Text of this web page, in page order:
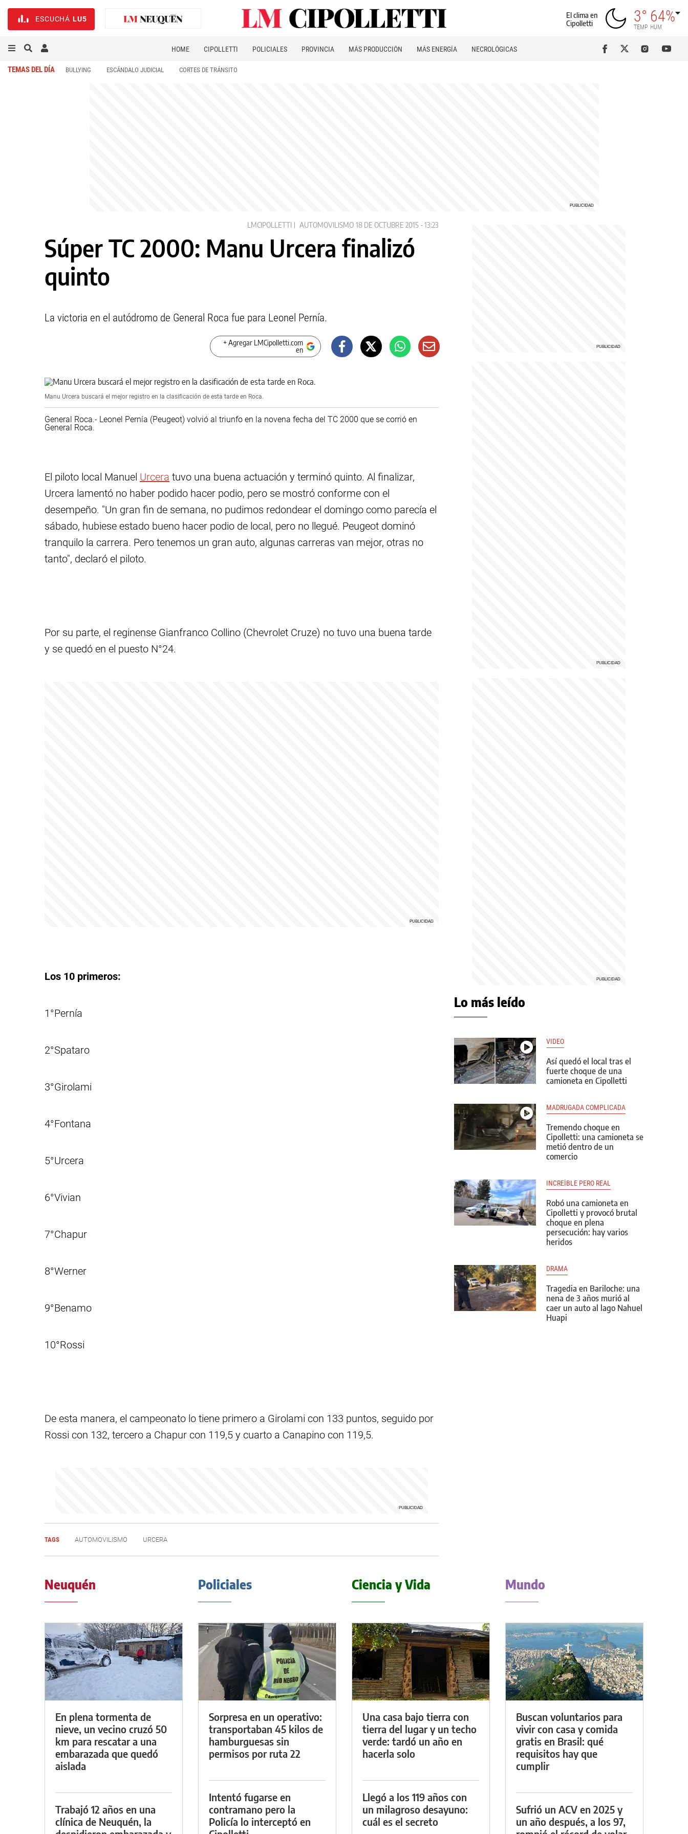
ESCUCHÁ LU5
El clima en
Cipolletti
3°
TEMP
64%
HUM
HOME CIPOLLETTI POLICIALES PROVINCIA MÁS PRODUCCIÓN MÁS ENERGÍA NECROLÓGICAS
TEMAS DEL DÍA BULLYING ESCÁNDALO JUDICIAL CORTES DE TRÁNSITO
LMCIPOLLETTI AUTOMOVILISMO 18 DE OCTUBRE 2015 - 13:23
Súper TC 2000: Manu Urcera finalizó
quinto
La victoria en el autódromo de General Roca fue para Leonel Pernía.
+ Agregar LMCipolletti.com
en
Manu Urcera buscará el mejor registro en la clasificación de esta tarde en Roca.
General Roca.- Leonel Pernía (Peugeot) volvió al triunfo en la novena fecha del TC 2000 que se corrió en
General Roca.
El piloto local Manuel Urcera tuvo una buena actuación y terminó quinto. Al finalizar,
Urcera lamentó no haber podido hacer podio, pero se mostró conforme con el
desempeño. "Un gran fin de semana, no pudimos redondear el domingo como parecía el
sábado, hubiese estado bueno hacer podio de local, pero no llegué. Peugeot dominó
tranquilo la carrera. Pero tenemos un gran auto, algunas carreras van mejor, otras no
tanto", declaró el piloto.
Por su parte, el reginense Gianfranco Collino (Chevrolet Cruze) no tuvo una buena tarde
y se quedó en el puesto N°24.
Los 10 primeros:
1°Pernía
2°Spataro
3°Girolami
4°Fontana
5°Urcera
6°Vivian
7°Chapur
8°Werner
9°Benamo
10°Rossi
De esta manera, el campeonato lo tiene primero a Girolami con 133 puntos, seguido por
Rossi con 132, tercero a Chapur con 119,5 y cuarto a Canapino con 119,5.
TAGS AUTOMOVILISMO URCERA
Lo más leído
VIDEO
Así quedó el local tras el
fuerte choque de una
camioneta en Cipolletti
MADRUGADA COMPLICADA
Tremendo choque en
Cipolletti: una camioneta se
metió dentro de un
comercio
INCREÍBLE PERO REAL
Robó una camioneta en
Cipolletti y provocó brutal
choque en plena
persecución: hay varios
heridos
DRAMA
Tragedia en Bariloche: una
nena de 3 años murió al
caer un auto al lago Nahuel
Huapi
Neuquén
En plena tormenta de
nieve, un vecino cruzó 50
km para rescatar a una
embarazada que quedó
aislada
Trabajó 12 años en una
clínica de Neuquén, la
Policiales
Sorpresa en un operativo:
transportaban 45 kilos de
hamburguesas sin
permisos por ruta 22
Intentó fugarse en
contramano pero la
Policía lo interceptó en
Ciencia y Vida
Una casa bajo tierra con
tierra del lugar y un techo
verde: tardó un año en
hacerla solo
Llegó a los 119 años con
un milagroso desayuno:
cuál es el secreto
Mundo
Buscan voluntarios para
vivir con casa y comida
gratis en Brasil: qué
requisitos hay que
cumplir
Sufrió un ACV en 2025 y
un año después, a los 97,